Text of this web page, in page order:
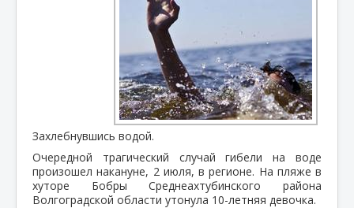
Захлебнувшись водой.
Очередной трагический случай гибели на воде
произошел накануне, 2 июля, в регионе. На пляже в
хуторе Бобры Среднеахтубинского района
Волгоградской области утонула 10-летняя девочка.